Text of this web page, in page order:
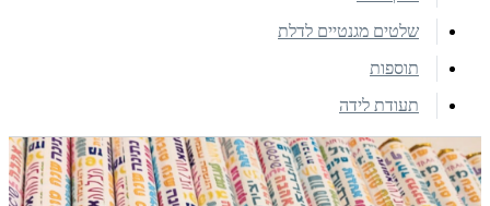
שלטים מגנטיים לדלת
תוספות
תעודת לידה